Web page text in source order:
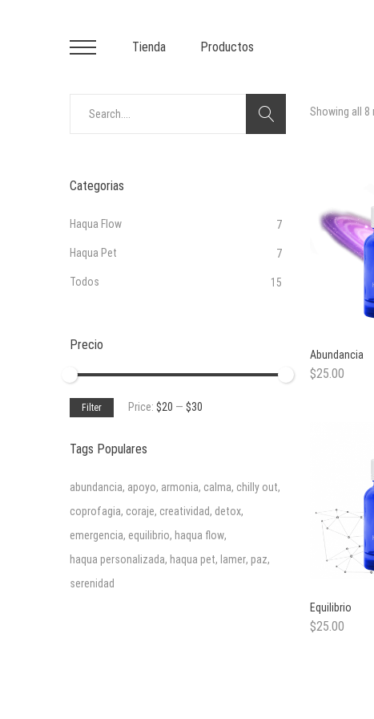
Primary
Tienda Productos
Showing all 8
Abundancia
$25.00
Equilibrio
$25.00
Categorias
Haqua Flow 7
Haqua Pet 7
Todos 15
Precio
Min
MaxFilter Price: $20 — $30
Tags Populares
abundancia, apoyo, armonia, calma, chilly out,
coprofagia, coraje, creatividad, detox,
emergencia, equilibrio, haqua flow,
haqua personalizada, haqua pet, lamer, paz,
serenidad